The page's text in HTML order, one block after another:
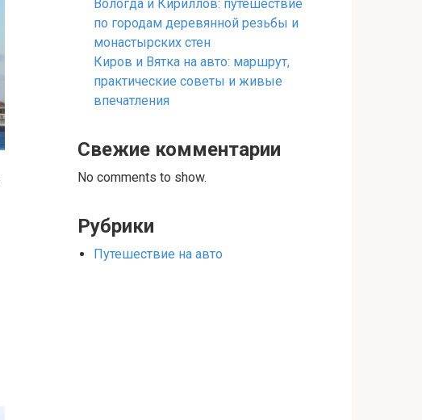
Вологда и Кириллов: путешествие
по городам деревянной резьбы и
монастырских стен
Киров и Вятка на авто: маршрут,
практические советы и живые
впечатления
Свежие комментарии
No comments to show.
Рубрики
Путешествие на авто